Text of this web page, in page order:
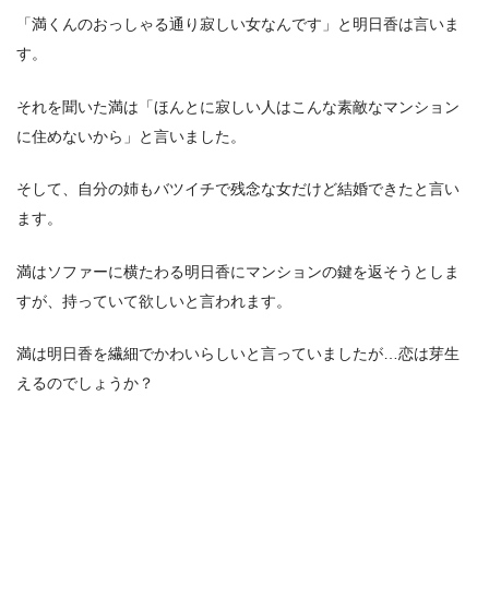
「満くんのおっしゃる通り寂しい女なんです」と明日香は言いま
す。
それを聞いた満は「ほんとに寂しい人はこんな素敵なマンション
に住めないから」と言いました。
そして、自分の姉もバツイチで残念な女だけど結婚できたと言い
ます。
満はソファーに横たわる明日香にマンションの鍵を返そうとしま
すが、持っていて欲しいと言われます。
満は明日香を繊細でかわいらしいと言っていましたが…恋は芽生
えるのでしょうか？